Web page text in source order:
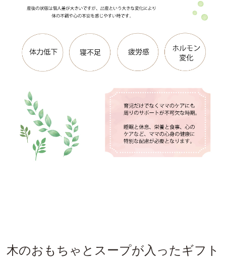
木のおもちゃとスープが入ったギフト